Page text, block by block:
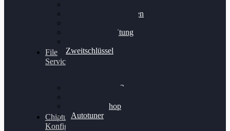
Bremsscheiben planen
Felgenaufbereitung
Zweitschlüssel
File
Service
Alientech Kess3
Alientech Shop
Autotuner
Chiptuning
Konfigurator